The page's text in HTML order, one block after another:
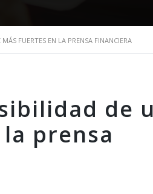
FUERTES EN LA PRENSA FINANCIERA
de
prensa